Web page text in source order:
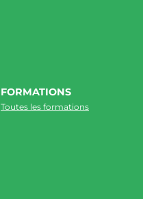
FORMATIONS
Toutes les formations